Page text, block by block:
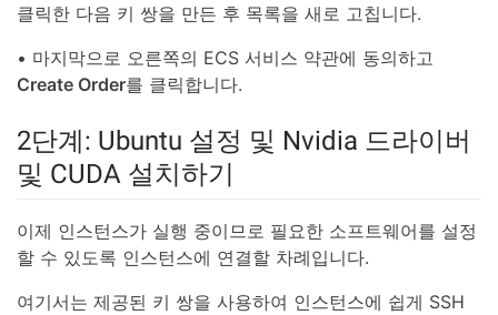
클릭한 다음 키 쌍을 만든 후 목록을 새로 고칩니다.
• 마지막으로 오른쪽의 ECS 서비스 약관에 동의하고
Create Order를 클릭합니다.
2단계: Ubuntu 설정 및 Nvidia 드라이버
및 CUDA 설치하기
이제 인스턴스가 실행 중이므로 필요한 소프트웨어를 설정
할 수 있도록 인스턴스에 연결할 차례입니다.
여기서는 제공된 키 쌍을 사용하여 인스턴스에 쉽게 SSH